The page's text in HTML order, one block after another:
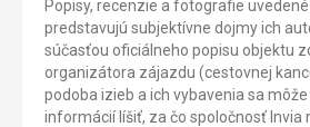
Popisy, recenzie a fotografie
predstavujú subjektívne dojmy ich
súčasťou oficiálneho popisu objektu
organizátora zájazdu (cestovnej
podoba izieb a ich vybavenia sa
informácií líšiť, za čo spoločnosť Invia